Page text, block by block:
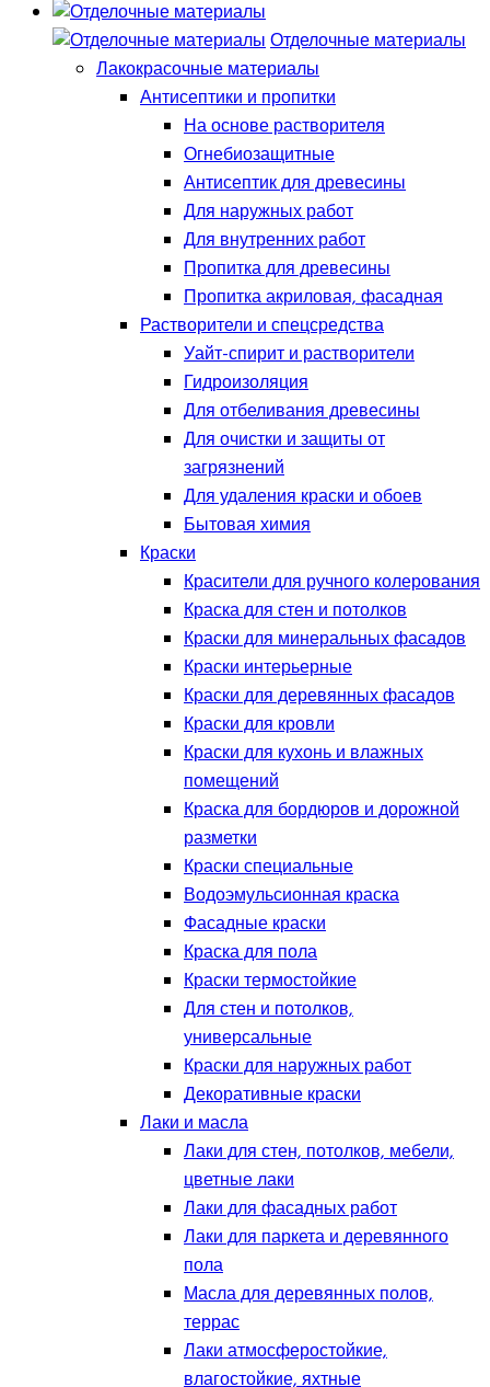
Отделочные материалы
Лакокрасочные материалы
Антисептики и пропитки
На основе растворителя
Огнебиозащитные
Антисептик для древесины
Для наружных работ
Для внутренних работ
Пропитка для древесины
Пропитка акриловая, фасадная
Растворители и спецсредства
Уайт-спирит и растворители
Гидроизоляция
Для отбеливания древесины
Для очистки и защиты от
загрязнений
Для удаления краски и обоев
Бытовая химия
Краски
Красители для ручного колерования
Краска для стен и потолков
Краски для минеральных фасадов
Краски интерьерные
Краски для деревянных фасадов
Краски для кровли
Краски для кухонь и влажных
помещений
Краска для бордюров и дорожной
разметки
Краски специальные
Водоэмульсионная краска
Фасадные краски
Краска для пола
Краски термостойкие
Для стен и потолков,
универсальные
Краски для наружных работ
Декоративные краски
Лаки и масла
Лаки для стен, потолков, мебели,
цветные лаки
Лаки для фасадных работ
Лаки для паркета и деревянного
пола
Масла для деревянных полов,
террас
Лаки атмосферостойкие,
влагостойкие, яхтные